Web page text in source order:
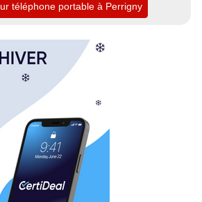
téléphone portable à Perrigny